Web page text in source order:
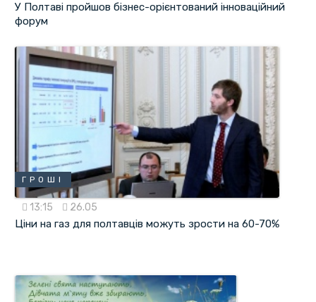
У Полтаві пройшов бізнес-орієнтований інноваційний
форум
ГРОШІ
13:15 26.05
Ціни на газ для полтавців можуть зрости на 60-70%